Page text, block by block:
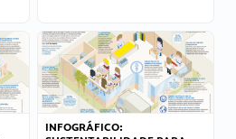
INFOGRÁFICO: